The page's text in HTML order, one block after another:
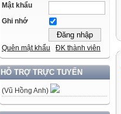
Mật khẩu
Ghi nhớ
Quên mật khẩu ĐK thành viên
HỖ TRỢ TRỰC TUYẾN
(Vũ Hồng Anh)